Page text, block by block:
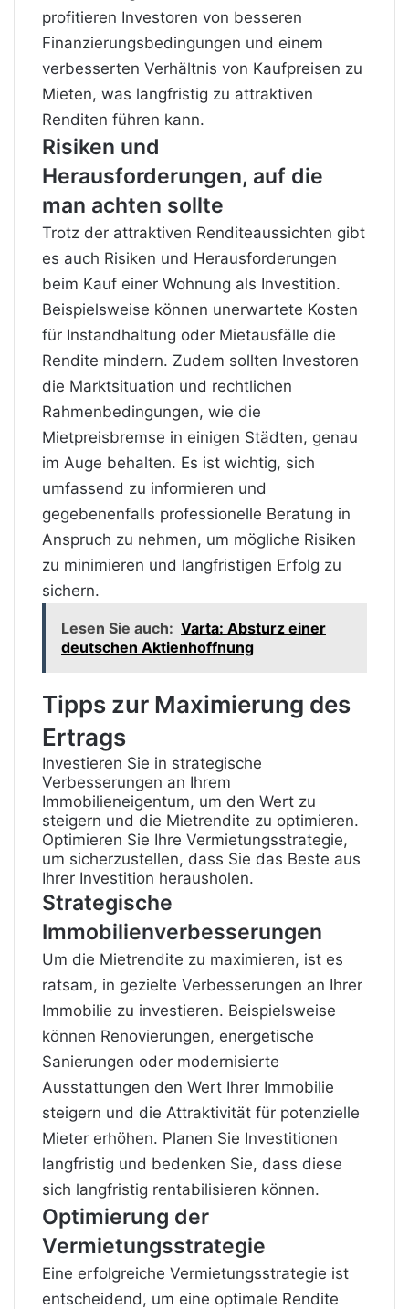
profitieren Investoren von besseren
Finanzierungsbedingungen und einem
verbesserten Verhältnis von Kaufpreisen zu
Mieten, was langfristig zu attraktiven
Renditen führen kann.
Risiken und
Herausforderungen, auf die
man achten sollte
Trotz der attraktiven Renditeaussichten gibt
es auch Risiken und Herausforderungen
beim Kauf einer Wohnung als Investition.
Beispielsweise können unerwartete Kosten
für Instandhaltung oder Mietausfälle die
Rendite mindern. Zudem sollten Investoren
die Marktsituation und rechtlichen
Rahmenbedingungen, wie die
Mietpreisbremse in einigen Städten, genau
im Auge behalten. Es ist wichtig, sich
umfassend zu informieren und
gegebenenfalls professionelle Beratung in
Anspruch zu nehmen, um mögliche Risiken
zu minimieren und langfristigen Erfolg zu
sichern.
Lesen Sie auch: Varta: Absturz einer
deutschen Aktienhoffnung
Tipps zur Maximierung des
Ertrags
Investieren Sie in strategische
Verbesserungen an Ihrem
Immobilieneigentum, um den Wert zu
steigern und die Mietrendite zu optimieren.
Optimieren Sie Ihre Vermietungsstrategie,
um sicherzustellen, dass Sie das Beste aus
Ihrer Investition herausholen.
Strategische
Immobilienverbesserungen
Um die Mietrendite zu maximieren, ist es
ratsam, in gezielte Verbesserungen an Ihrer
Immobilie zu investieren. Beispielsweise
können Renovierungen, energetische
Sanierungen oder modernisierte
Ausstattungen den Wert Ihrer Immobilie
steigern und die Attraktivität für potenzielle
Mieter erhöhen. Planen Sie Investitionen
langfristig und bedenken Sie, dass diese
sich langfristig rentabilisieren können.
Optimierung der
Vermietungsstrategie
Eine erfolgreiche Vermietungsstrategie ist
entscheidend, um eine optimale Rendite